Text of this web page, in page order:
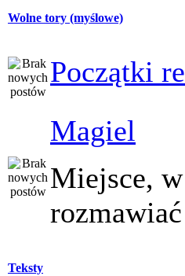
Wolne tory (myślowe)
Początki
Magiel
Miejsce,
Teksty